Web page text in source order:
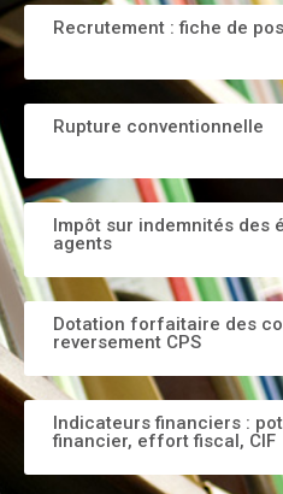
Recrutement : fiche de
Rupture conventionnelle
Impôt sur indemnités des
agents
Dotation forfaitaire des
reversement CPS
Indicateurs financiers :
financier, effort fiscal, CIF